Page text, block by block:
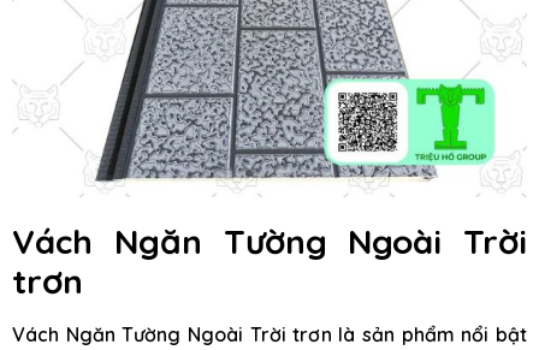
Vách Ngăn Tường Ngoài Trời
trơn
Vách Ngăn Tường Ngoài Trời trơn là sản phẩm nổi bật